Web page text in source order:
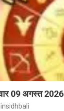
09 अगस्त 2026